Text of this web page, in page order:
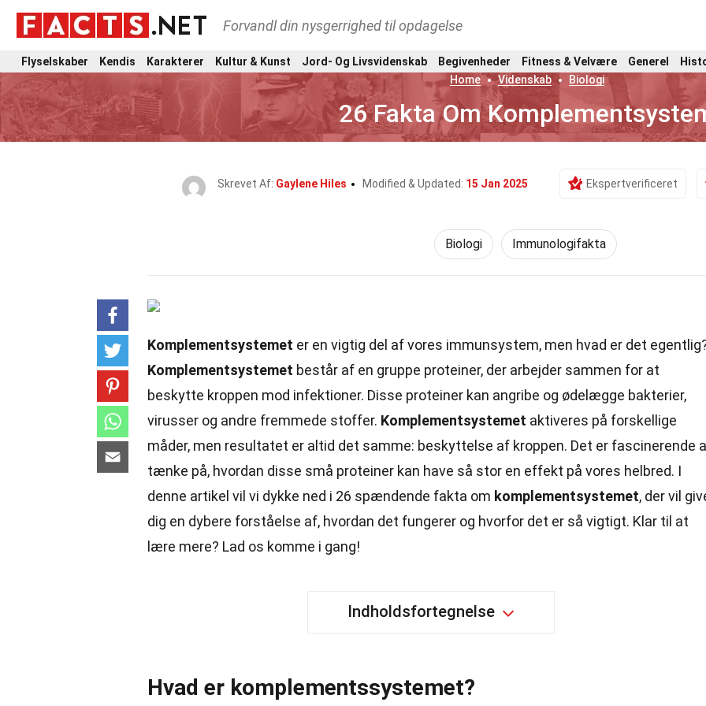
Forvandl din nysgerrighed til opdagelse
Flyselskaber Kendis Karakterer Kultur & Kunst Jord- Og Livsvidenskab Begivenheder Fitness & Velvære Generel
Home
Videnskab Biologi
26 Fakta Om
Skrevet Af: Gaylene Hiles Modified & Updated: 15 Jan 2025 Ekspertverificeret
Biologi Immunologifakta
Komplementsystemet er en vigtig del af vores immunsystem, men hvad er det
Komplementsystemet består af en gruppe proteiner, der arbejder sammen for at
beskytte kroppen mod infektioner. Disse proteiner kan angribe og ødelægge bakterier,
virusser og andre fremmede stoffer. Komplementsystemet aktiveres på forskellige
måder, men resultatet er altid det samme: beskyttelse af kroppen. Det er fascinerende
tænke på, hvordan disse små proteiner kan have så stor en effekt på vores helbred. I
denne artikel vil vi dykke ned i 26 spændende fakta om komplementsystemet, der vil
dig en dybere forståelse af, hvordan det fungerer og hvorfor det er så vigtigt. Klar til at
lære mere? Lad os komme i gang!
Indholdsfortegnelse
Hvad er komplementssystemet?